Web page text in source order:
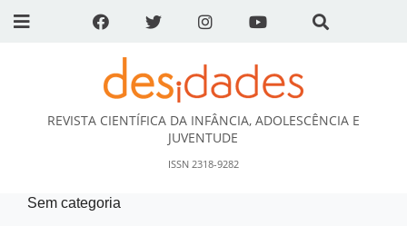
DESidades
REVISTA CIENTÍFICA DA INFÂNCIA, ADOLESCÊNCIA E
JUVENTUDE
ISSN 2318-9282
Sem categoria